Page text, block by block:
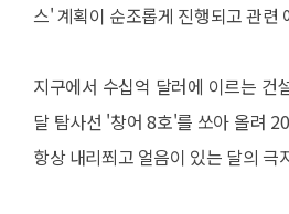
스' 계획이 순조롭게 진행되고 관련
지구에서 수십억 달러에 이르는 건
달 탐사선 '창어 8호'를 쏘아 올려
항상 내리쬐고 얼음이 있는 달의